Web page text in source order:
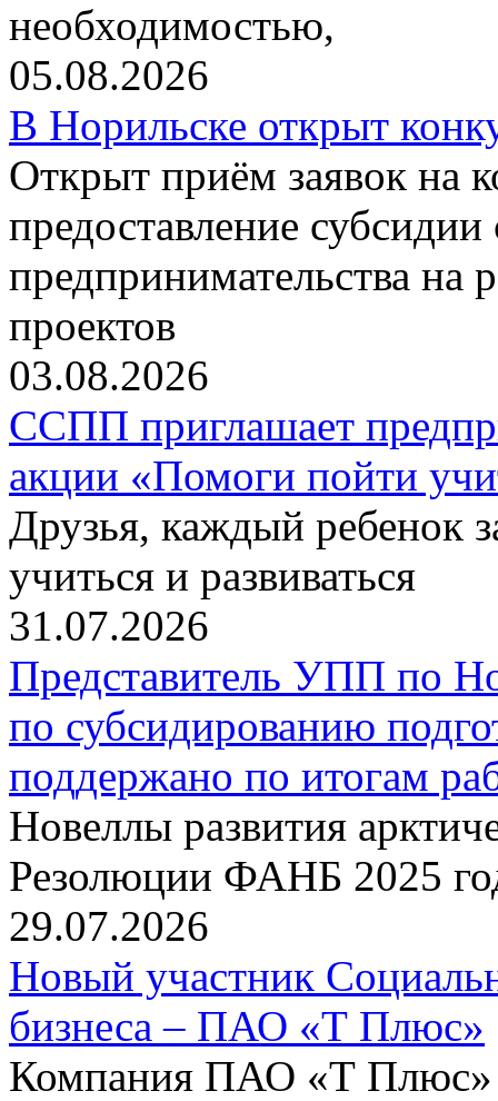
необходимостью,
05.08.2026
В Норильске открыт
Открыт приём заявок на
предоставление
предпринимательства на
проектов
03.08.2026
ССПП приглашает
акции «Помоги пойти
Друзья, каждый ребенок
учиться и развиваться
31.07.2026
Представитель УПП по
по субсидированию
поддержано по итогам
Новеллы развития
Резолюции ФАНБ 2025
29.07.2026
Новый участник
бизнеса – ПАО «Т Плюс»
Компания ПАО «Т Плюс»